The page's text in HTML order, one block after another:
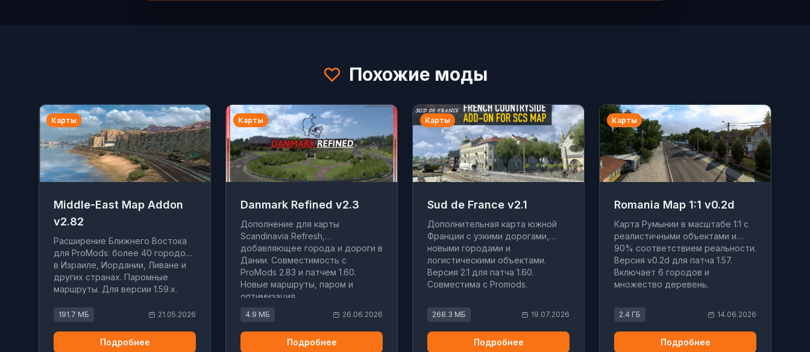
Похожие моды
Карты
Middle-East Map Addon
v2.82
Расширение Ближнего Востока
для ProMods: более 40 городов
в Израиле, Иордании, Ливане и
других странах. Паромные
маршруты. Для версии 1.59.x.
191.7 МБ 21.05.2026
Подробнее
Карты
Danmark Refined v2.3
Дополнение для карты
Scandinavia Refresh,
добавляющее города и дороги в
Дании. Совместимость с
ProMods 2.83 и патчем 1.60.
Новые маршруты, паром и
оптимизация.
4.9 МБ 26.06.2026
Подробнее
Карты
Sud de France v2.1
Дополнительная карта южной
Франции с узкими дорогами,
новыми городами и
логистическими объектами.
Версия 2.1 для патча 1.60.
Совместима с Promods.
268.3 МБ 19.07.2026
Подробнее
Карты
Romania Map 1:1 v0.2d
Карта Румынии в масштабе 1:1 с
реалистичными объектами и
90% соответствием реальности.
Версия v0.2d для патча 1.57.
Включает 6 городов и
множество деревень.
2.4 ГБ 14.06.2026
Подробнее